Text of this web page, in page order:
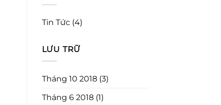
Tin Tức(4)
LƯU TRỮ
Tháng 10 2018(3)
Tháng 6 2018(1)